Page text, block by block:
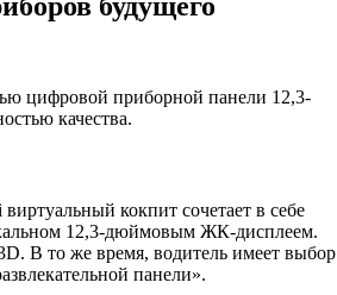
цифровой приборной панели 12,3-
качества.
кокпит сочетает в себе
12,3-дюймовым ЖК-дисплеем.
В то же время, водитель имеет выбор
панели».